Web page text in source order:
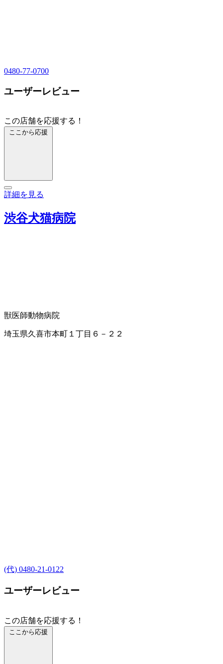
0480-77-0700
ユーザーレビュー
この店舗を応援する！
ここから応援
詳細を見る
渋谷犬猫病院
獣医師動物病院
埼玉県久喜市本町１丁目６－２２
(代) 0480-21-0122
ユーザーレビュー
この店舗を応援する！
ここから応援